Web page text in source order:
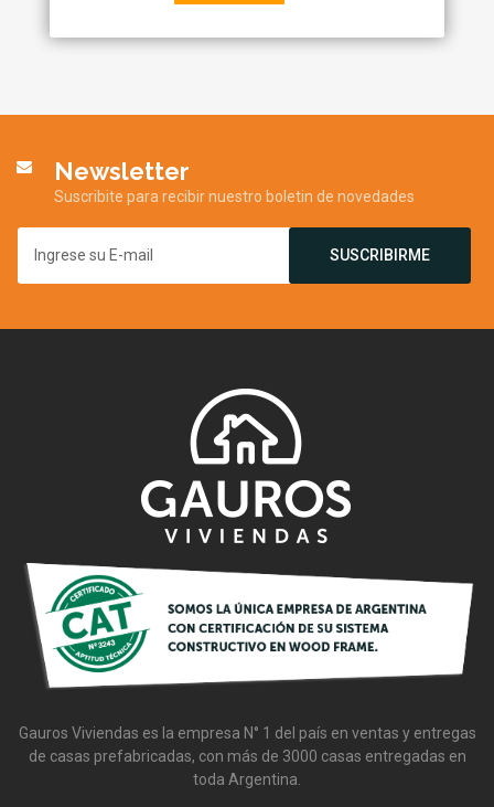
Newsletter
Suscribite para recibir nuestro boletin de novedades
SUSCRIBIRME
Gauros Viviendas es la empresa N° 1 del país en ventas y entregas
de casas prefabricadas, con más de 3000 casas entregadas en
toda Argentina.